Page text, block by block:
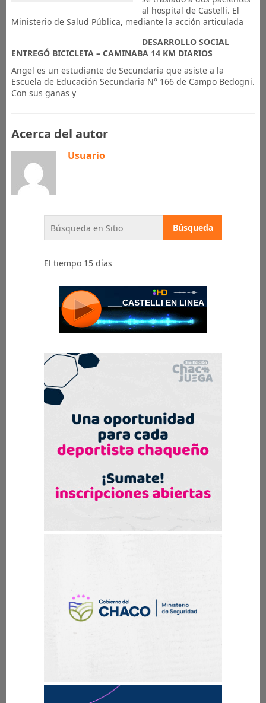
al hospital de Castelli. El
Ministerio de Salud Pública, mediante la acción articulada
DESARROLLO SOCIAL
ENTREGÓ BICICLETA – CAMINABA 14 KM DIARIOS
Angel es un estudiante de Secundaria que asiste a la
Escuela de Educación Secundaria N° 166 de Campo Bedogni.
Con sus ganas y
Acerca del autor
Usuario
El tiempo 15 días